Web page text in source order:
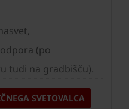
(po
tudi na gradbišču).
SVETOVALCA